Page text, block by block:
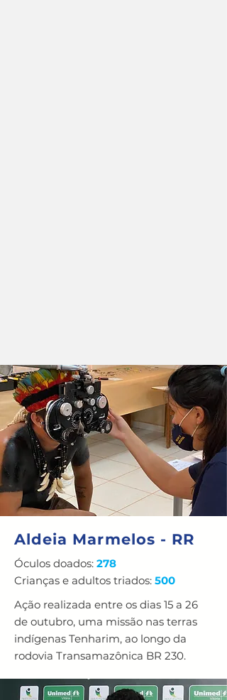
Aldeia Marmelos - RR
Óculos doados: 278
Crianças e adultos triados: 500
Ação realizada entre os dias 15 a 26
de outubro, uma missão nas terras
indígenas Tenharim, ao longo da
rodovia Transamazônica BR 230.